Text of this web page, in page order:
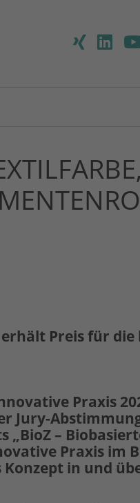
Preis für
Praxis
Jury-
„BioZ –
Praxis im
in und